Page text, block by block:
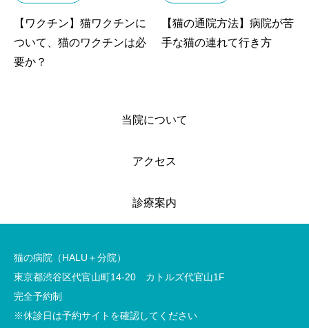
【ワクチン】猫ワクチンに
ついて、猫のワクチンは必
要か？
【猫の通院方法】病院が苦
手な猫の連れて行き方
当院について
アクセス
診療案内
猫の病院（HALU＋分院）
東京都渋谷区代官山町14-20 カトルズ代官山1F
完全予約制
※休診日は予約サイトを確認してください